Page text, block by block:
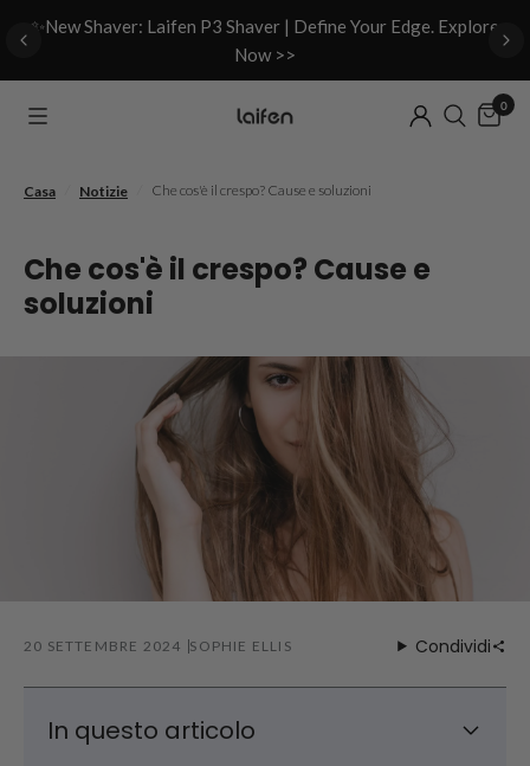
✨New Shaver: Laifen P3 Shaver | Define Your Edge. Explore
Now >>
0
Casa Notizie Che cos'è il crespo? Cause e soluzioni
Che cos'è il crespo? Cause e
soluzioni
20 SETTEMBRE 2024 SOPHIE ELLIS Condividi
In questo articolo